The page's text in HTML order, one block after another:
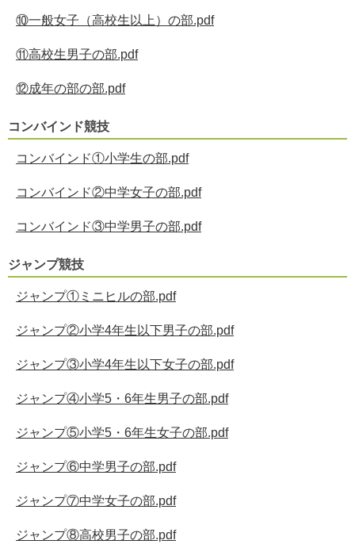
⑩一般女子（高校生以上）の部.pdf
⑪高校生男子の部.pdf
⑫成年の部の部.pdf
コンバインド競技
コンバインド①小学生の部.pdf
コンバインド②中学女子の部.pdf
コンバインド③中学男子の部.pdf
ジャンプ競技
ジャンプ①ミニヒルの部.pdf
ジャンプ②小学4年生以下男子の部.pdf
ジャンプ③小学4年生以下女子の部.pdf
ジャンプ④小学5・6年生男子の部.pdf
ジャンプ⑤小学5・6年生女子の部.pdf
ジャンプ⑥中学男子の部.pdf
ジャンプ⑦中学女子の部.pdf
ジャンプ⑧高校男子の部.pdf